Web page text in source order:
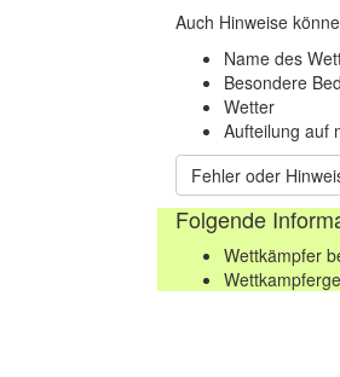
Auch Hinweise
Name des
Besondere
Wetter
Aufteilung auf
Fehler oder
Folgende
Wettkämpfer